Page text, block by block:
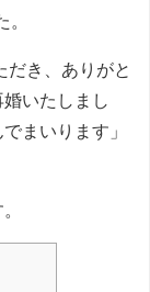
だき、ありがと
いたしまし
まいります」